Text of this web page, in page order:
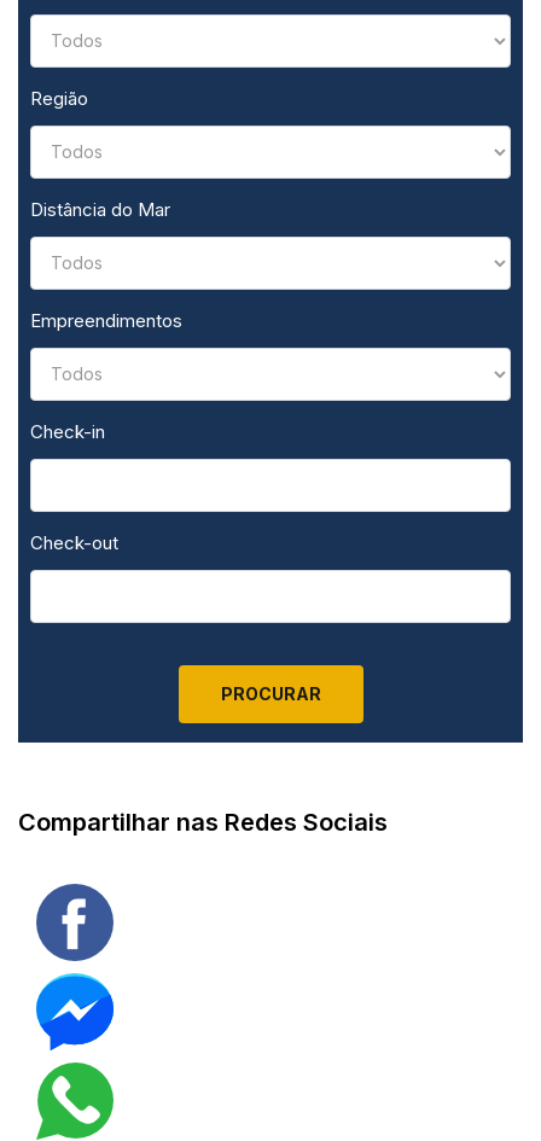
Região
Distância do Mar
Empreendimentos
Check-in
Check-out
Compartilhar nas Redes Sociais